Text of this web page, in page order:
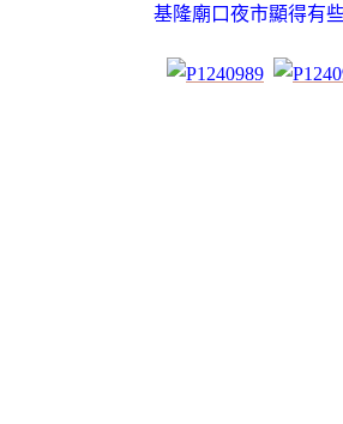
基隆廟口夜市顯得有